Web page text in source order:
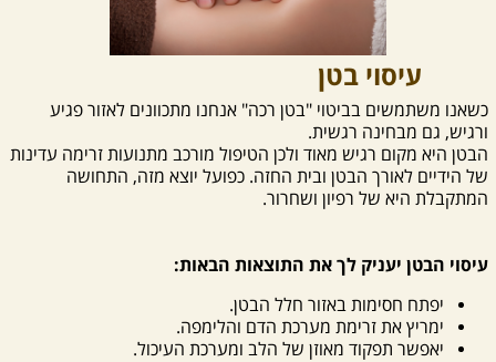
עיסוי בטן
כשאנו משתמשים בביטוי "בטן רכה" אנחנו מתכוונים לאזור פגיע
ורגיש, גם מבחינה רגשית.
הבטן היא מקום רגיש מאוד ולכן הטיפול מורכב מתנועות זרימה עדינות
של הידיים לאורך הבטן ובית החזה. כפועל יוצא מזה, התחושה
המתקבלת היא של רפיון ושחרור.
עיסוי הבטן יעניק לך את התוצאות הבאות:
יפתח חסימות באזור חלל הבטן.
ימריץ את זרימת מערכת הדם והלימפה.
יאפשר תפקוד מאוזן של הלב ומערכת העיכול.